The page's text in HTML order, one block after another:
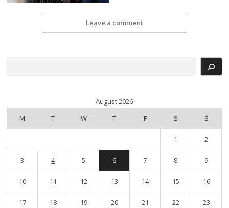
Leave a comment
August 2026
M
T W T F S S
1 2
3 4 5 6 7 8 9
10 11 12 13 14 15 16
17 18 19 20 21 22 23